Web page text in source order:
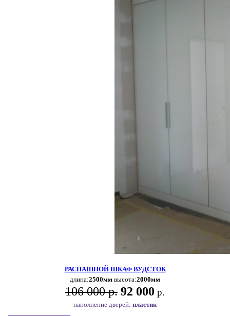
РАСПАШНОЙ ШКАФ ВУДСТОК
длина:2500мм высота:2000мм
106 000 р. 92 000 р.
наполнение дверей: пластик